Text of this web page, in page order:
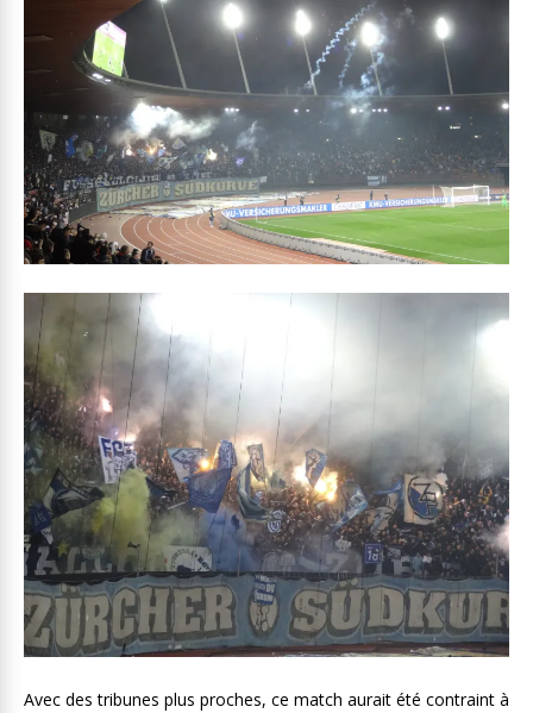
Avec des tribunes plus proches, ce match aurait été contraint à